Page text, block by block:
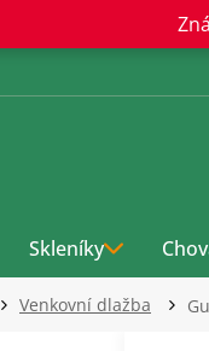
Skleníky
Venkovní dlažba